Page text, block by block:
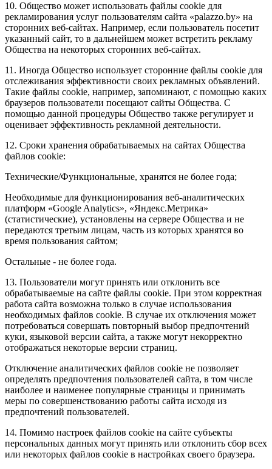
10. Общество может использовать файлы cookie для
рекламирования услуг пользователям сайта «palazzo.by» на
сторонних веб-сайтах. Например, если пользователь посетит
указанный сайт, то в дальнейшем может встретить рекламу
Общества на некоторых сторонних веб-сайтах.
11. Иногда Общество использует сторонние файлы cookie для
отслеживания эффективности своих рекламных объявлений.
Такие файлы cookie, например, запоминают, с помощью каких
браузеров пользователи посещают сайты Общества. С
помощью данной процедуры Общество также регулирует и
оценивает эффективность рекламной деятельности.
12. Сроки хранения обрабатываемых на сайтах Общества
файлов cookie:
Технические/Функциональные, хранятся не более года;
Необходимые для функционирования веб-аналитических
платформ «Google Analytics», «Яндекс.Метрика»
(статистические), установлены на сервере Общества и не
передаются третьим лицам, часть из которых хранятся во
время пользования сайтом;
Остальные - не более года.
13. Пользователи могут принять или отклонить все
обрабатываемые на сайте файлы cookie. При этом корректная
работа сайта возможна только в случае использования
необходимых файлов cookie. В случае их отключения может
потребоваться совершать повторный выбор предпочтений
куки, языковой версии сайта, а также могут некорректно
отображаться некоторые версии страниц.
Отключение аналитических файлов cookie не позволяет
определять предпочтения пользователей сайта, в том числе
наиболее и наименее популярные страницы и принимать
меры по совершенствованию работы сайта исходя из
предпочтений пользователей.
14. Помимо настроек файлов cookie на сайте субъекты
персональных данных могут принять или отклонить сбор всех
или некоторых файлов cookie в настройках своего браузера.